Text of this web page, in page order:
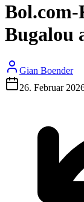
Bugalou
Gian Boender
26. Februar